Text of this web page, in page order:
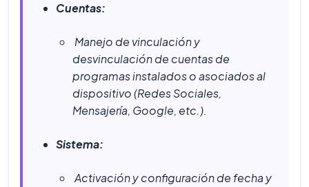
Cuentas:
Manejo de vinculación y
desvinculación de cuentas de
programas instalados o asociados al
dispositivo (Redes Sociales,
Mensajería, Google, etc.).
Sistema:
Activación y configuración de fecha y